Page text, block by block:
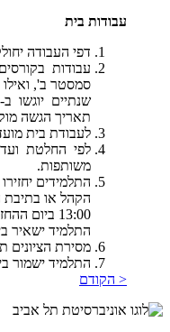
עבודות בית
דפי העבודה
עבודות
סמסטר ב',
תאריך הגשה
לעבודת בית
לפי החלטת
משותפות.
התלמידים
הקהל או בתיבת
13:00 ביום ההחזרה.
התלמיד ישאיר
מסירת הציונים תוך 3 שבועות מיום הגשת
התלמיד ישמור
< הקודם